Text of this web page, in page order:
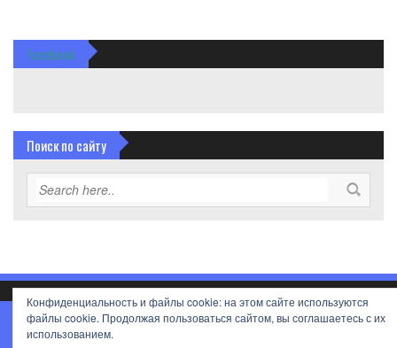
Facebook
Поиск по сайту
© Международная Федерация Гиревого Спорта
Конфиденциальность и файлы cookie: на этом сайте используются
файлы cookie. Продолжая пользоваться сайтом, вы соглашаетесь с их
использованием.